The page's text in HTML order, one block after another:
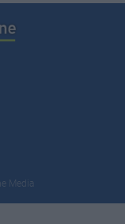
Media